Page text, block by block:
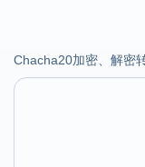
Chacha20加密、解密